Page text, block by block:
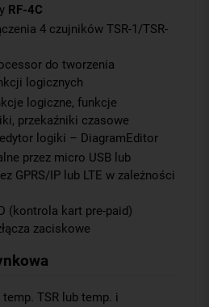
RF-4C
4 czujników TSR-1/TSR-
do tworzenia
logicznych
logiczne, funkcje
przekaźniki czasowe
logiki – DiagramEditor
przez micro USB lub
GPRS/IP lub LTE w zależności
(kontrola kart pre-paid)
zaciskowe
TSR lub temp. i